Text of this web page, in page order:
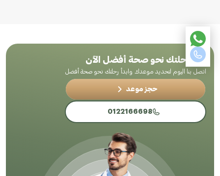
ابدأ رحلتك نحو صحة أفضل الآن
اتصل بنا اليوم لتحديد موعدك وابدأ رحلتك نحو صحة أفضل
حجز موعد
0122166698